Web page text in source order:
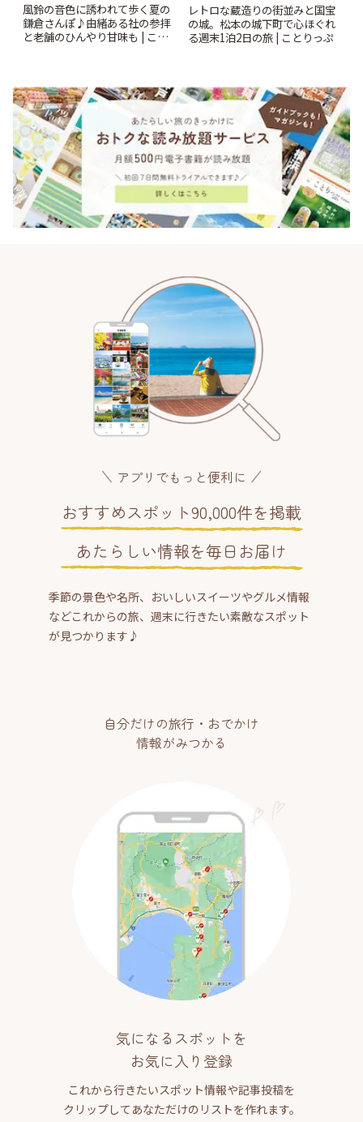
風鈴の音色に誘われて歩く夏の
鎌倉さんぽ♪由緒ある社の参拝
と老舗のひんやり甘味も | こと
レトロな蔵造りの街並みと国宝
の城。松本の城下町で心ほぐれ
る週末1泊2日の旅 | ことりっぷ
アプリでもっと便利に
おすすめスポット90,000件を掲載
あたらしい情報を毎日お届け
季節の景色や名所、おいしいスイーツやグルメ情報
などこれからの旅、週末に行きたい素敵なスポット
が見つかります♪
自分だけの旅行・おでかけ
情報がみつかる
気になるスポットを
お気に入り登録
これから行きたいスポット情報や記事投稿を
クリップしてあなただけのリストを作れます。